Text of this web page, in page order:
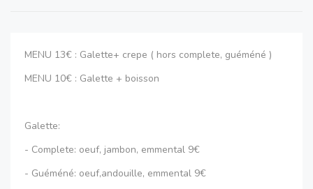
MENU 13€ : Galette+ crepe ( hors complete, guéméné )
MENU 10€ : Galette + boisson
Galette:
- Complete: oeuf, jambon, emmental 9€
- Guéméné: oeuf,andouille, emmental 9€